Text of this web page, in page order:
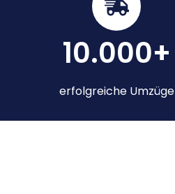
10.000+
erfolgreiche Umzüge